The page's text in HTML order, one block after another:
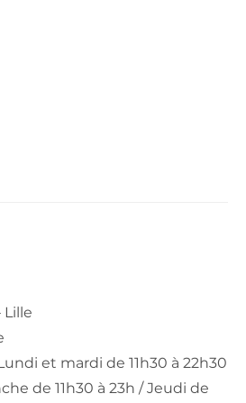
Lille
et mardi de 11h30 à 22h30
de 11h30 à 23h / Jeudi de